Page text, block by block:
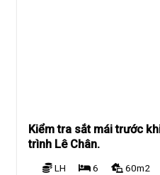
Kiểm tra sắt mái trước
trình Lê Chân.
LH 6 60m2